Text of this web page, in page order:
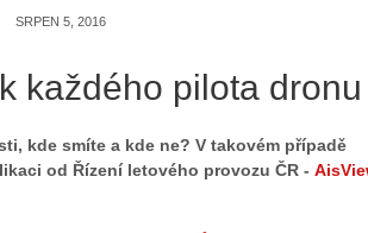
SRPEN 5, 2016
každého pilota dronu
kde smíte a kde ne? V takovém případě
od Řízení letového provozu ČR -